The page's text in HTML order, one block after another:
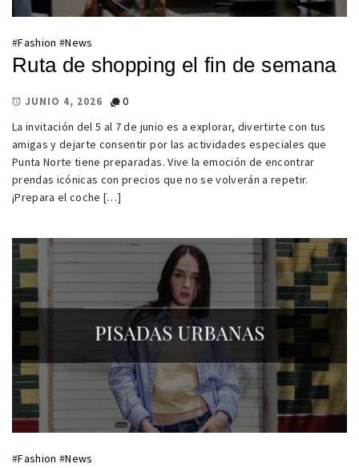
#Fashion #News
Ruta de shopping el fin de semana
JUNIO 4, 2026
0
La invitación del 5 al 7 de junio es a explorar, divertirte con tus
amigas y dejarte consentir por las actividades especiales que
Punta Norte tiene preparadas. Vive la emoción de encontrar
prendas icónicas con precios que no se volverán a repetir.
¡Prepara el coche […]
#Fashion #News